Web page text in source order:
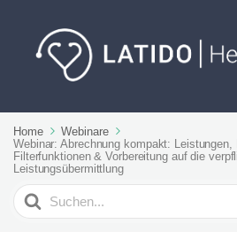
Home
Webinare
Webinar: Abrechnung kompakt: Leistungen,
Filterfunktionen & Vorbereitung auf die
Leistungsübermittlung
Suchen
nach